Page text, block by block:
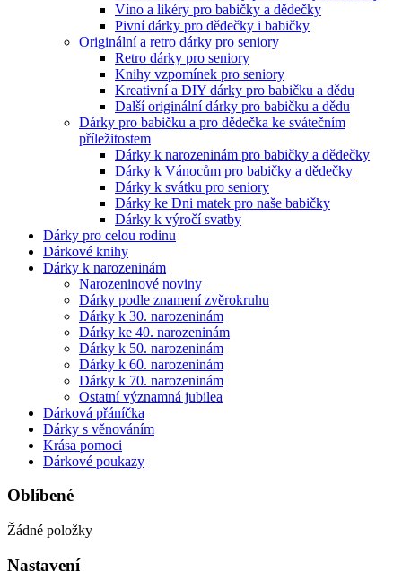
Víno a likéry pro babičky a dědečky
Pivní dárky pro dědečky i babičky
Originální a retro dárky pro seniory
Retro dárky pro seniory
Knihy vzpomínek pro seniory
Kreativní a DIY dárky pro babičku a dědu
Další originální dárky pro babičku a dědu
Dárky pro babičku a pro dědečka ke svátečním
příležitostem
Dárky k narozeninám pro babičky a dědečky
Dárky k Vánocům pro babičky a dědečky
Dárky k svátku pro seniory
Dárky ke Dni matek pro naše babičky
Dárky k výročí svatby
Dárky pro celou rodinu
Dárkové knihy
Dárky k narozeninám
Narozeninové noviny
Dárky podle znamení zvěrokruhu
Dárky k 30. narozeninám
Dárky ke 40. narozeninám
Dárky k 50. narozeninám
Dárky k 60. narozeninám
Dárky k 70. narozeninám
Ostatní významná jubilea
Dárková přáníčka
Dárky s věnováním
Krása pomoci
Dárkové poukazy
Oblíbené
Žádné položky
Nastavení